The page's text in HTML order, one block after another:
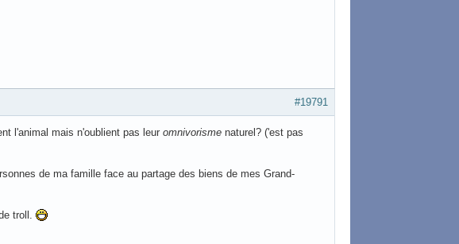
#19791
l'animal mais n'oublient pas leur omnivorisme naturel? ('est pas
de ma famille face au partage des biens de mes Grand-
troll.